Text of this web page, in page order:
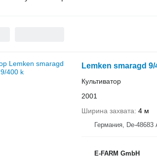
Lemken smaragd 9/
Культиватор
2001
Ширина захвата 4 м
Германия, De-48683
E-FARM GmbH